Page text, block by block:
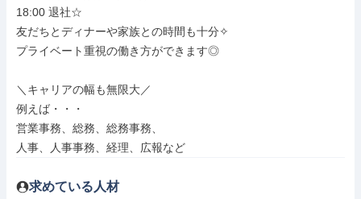
18:00 退社☆
友だちとディナーや家族との時間も十分✧
プライベート重視の働き方ができます◎
＼キャリアの幅も無限大／
例えば・・・
営業事務、総務、総務事務、
人事、人事事務、経理、広報など
求めている人材